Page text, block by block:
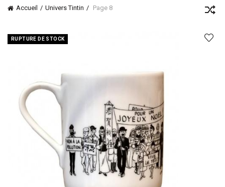
Accueil Univers Tintin Page 8
RUPTURE DE STOCK